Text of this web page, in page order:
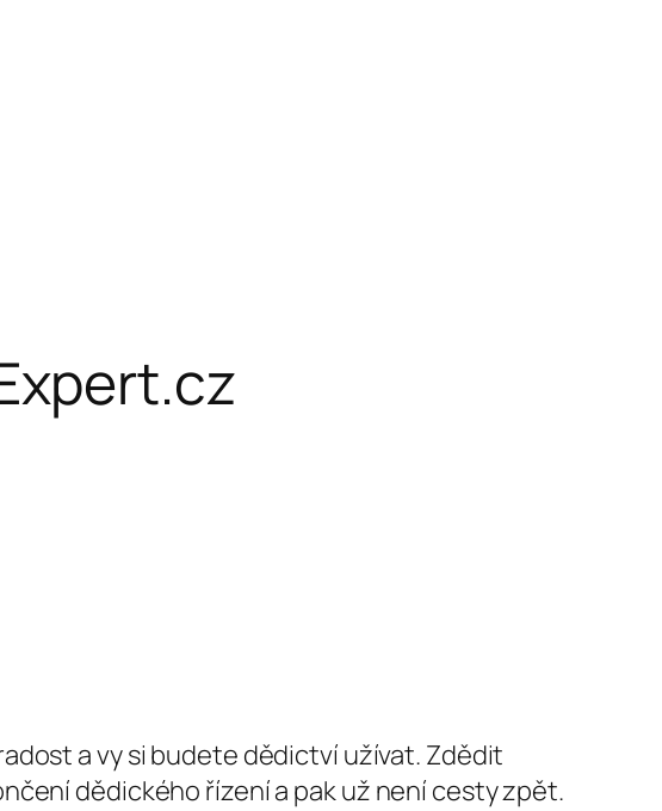
a vy si budete dědictví užívat. Zdědit
dědického řízení a pak už není cesty zpět.